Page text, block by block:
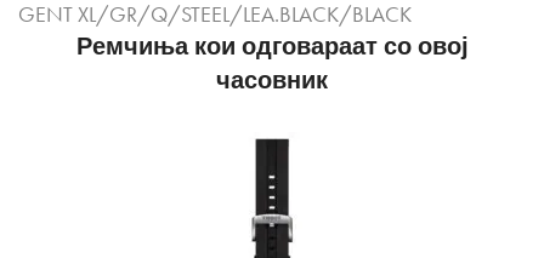
GENT XL/GR/Q/STEEL/LEA.BLACK/BLACK
Ремчиња кои одговараат со овој
часовник